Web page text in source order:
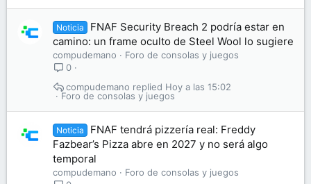
Noticia
FNAF Security Breach 2 podría estar en
camino: un frame oculto de Steel Wool lo sugiere
compudemano
Foro de consolas y juegos
0
Foro de consolas y juegos
Hoy a las 15:02
compudemano
Noticia
FNAF tendrá pizzería real: Freddy
Fazbear’s Pizza abre en 2027 y no será algo
temporal
compudemano
Foro de consolas y juegos